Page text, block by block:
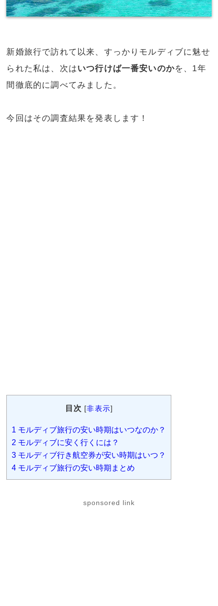
新婚旅行で訪れて以来、すっかりモルディブに魅せ
られた私は、次はいつ行けば一番安いのかを、1年
間徹底的に調べてみました。
今回はその調査結果を発表します！
目次 [非表示]
1 モルディブ旅行の安い時期はいつなのか？
2 モルディブに安く行くには？
3 モルディブ行き航空券が安い時期はいつ？
4 モルディブ旅行の安い時期まとめ
sponsored link